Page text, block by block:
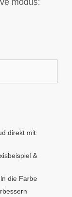
modus:
direkt mit
&
die Farbe